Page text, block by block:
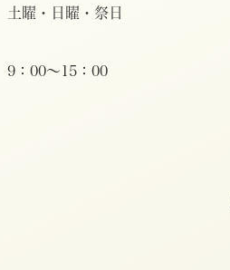
土曜・日曜・祭日
9：00～15：00